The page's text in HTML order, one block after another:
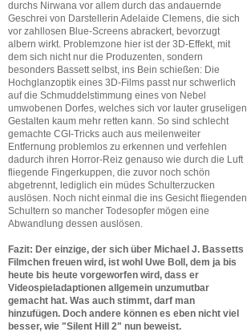
durchs Nirwana vor allem durch das andauernde
Geschrei von Darstellerin Adelaide Clemens, die sich
vor zahllosen Blue-Screens abrackert, bevorzugt
albern wirkt. Problemzone hier ist der 3D-Effekt, mit
dem sich nicht nur die Produzenten, sondern
besonders Bassett selbst, ins Bein schießen: Die
Hochglanzoptik eines 3D-Films passt nur schwerlich
auf die Schmuddelstimmung eines von Nebel
umwobenen Dorfes, welches sich vor lauter gruseligen
Gestalten kaum mehr retten kann. So sind schlecht
gemachte CGI-Tricks auch aus meilenweiter
Entfernung problemlos zu erkennen und verfehlen
dadurch ihren Horror-Reiz genauso wie durch die Luft
fliegende Fingerkuppen, die zuvor noch schön
abgetrennt, lediglich ein müdes Schulterzucken
auslösen. Noch nicht einmal die ins Gesicht fliegenden
Schultern so mancher Todesopfer mögen eine
Abwandlung dessen auslösen.
Fazit: Der einzige, der sich über Michael J. Bassetts
Filmchen freuen wird, ist wohl Uwe Boll, dem ja bis
heute bis heute vorgeworfen wird, dass er
Videospieladaptionen allgemein unzumutbar
gemacht hat. Was auch stimmt, darf man
hinzufügen. Doch andere können es eben nicht viel
besser, wie "Silent Hill 2" nun beweist.